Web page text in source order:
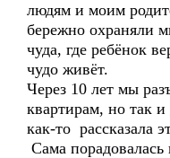
людям и моим
бережно охраняли
чуда, где ребёнок
чудо живёт.
Через 10 лет мы
квартирам, но так
как-то рассказала
Сама порадовалась